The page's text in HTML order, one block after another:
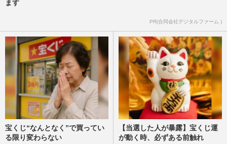
ます
PR(合同会社デジタルファーム )
宝くじ“なんとなく”で買ってい
る限り変わらない
【当選した人が暴露】宝くじ運
が動く時、必ずある前触れ